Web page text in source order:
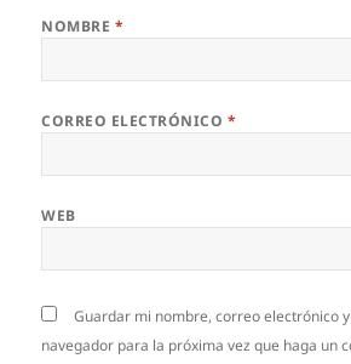
NOMBRE *
CORREO ELECTRÓNICO *
WEB
Guardar mi nombre, correo electrónico
navegador para la próxima vez que haga un